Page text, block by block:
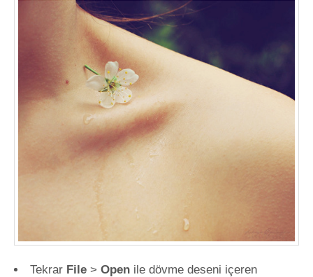
Tekrar File > Open ile dövme deseni içeren